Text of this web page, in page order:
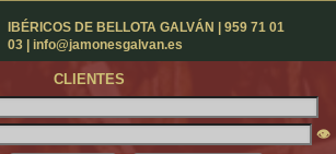
IBÉRICOS DE BELLOTA GALVÁN | 959 71 01
03 | info@jamonesgalvan.es
CLIENTES
👁